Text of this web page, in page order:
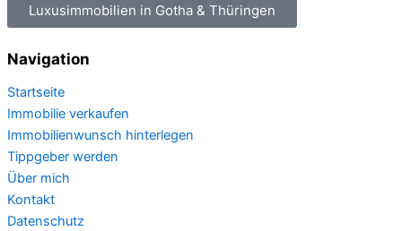
Luxusimmobilien in Gotha & Thüringen
Navigation
Startseite
Immobilie verkaufen
Immobilienwunsch hinterlegen
Tippgeber werden
Über mich
Kontakt
Datenschutz